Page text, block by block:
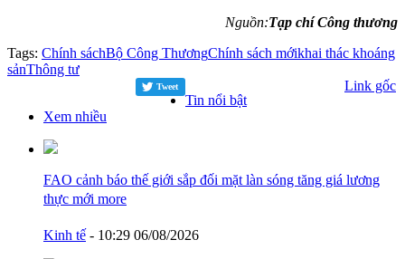
Nguồn:Tạp chí Công thương
Tags: Chính sáchBộ Công ThươngChính sách mớikhai thác khoáng
sảnThông tư
Link gốc
Tweet
Tin nổi bật
Xem nhiều
FAO cảnh báo thế giới sắp đối mặt làn sóng tăng giá lương
thực mới more
Kinh tế - 10:29 06/08/2026